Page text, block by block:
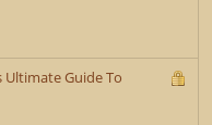
Ultimate Guide To